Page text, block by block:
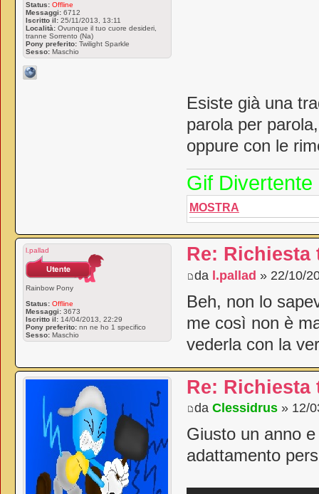
Esiste già una
parola per
oppure con le
Gif Divertente
MOSTRA
Status: Offline
Messaggi: 6712
Iscritto il: 25/11/2013, 13:11
Località: Ovunque il tuo cuore desideri,
tranne Sorrento (Na)
Pony preferito: Twilight Sparkle
Sesso: Maschio
Re:
da l.pallad » 22/10/
Beh, non lo
me così non è
vederla con la
l.pallad
Rainbow Pony
Status: Offline
Messaggi: 3673
Iscritto il: 14/04/2013, 22:29
Pony preferito: nn ne ho 1 specifico
Sesso: Maschio
Re:
da Clessidrus» 12/
Giusto un anno
adattamento